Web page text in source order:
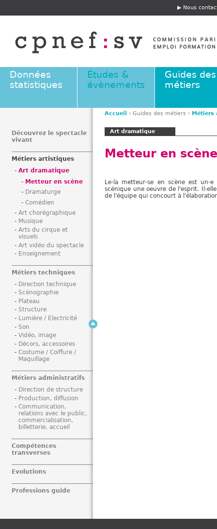
E
t
ê
e
Nous
Données
statistiques
Études &
évènements
Guides des
métiers
s
e
s
Accueil › Guides des métiers › Métiers
Art dramatique
Metteur en
Le·la metteur·se en scène est
scénique une oeuvre de l'esprit.
de l'équipe qui concourt à
Découvrez le spectacle
vivant
Métiers artistiques
Art dramatique
Metteur en scène
Dramaturge
Comédien
Art chorégraphique
Musique
Arts du cirque et
visuels
Art vidéo du spectacle
Enseignement
Métiers techniques
Direction technique
Scénographie
Plateau
Structure
Lumière / Electricité
Son
Vidéo, image
Décors, accessoires
Costume / Coiffure /
Maquillage
Métiers administratifs
Direction de structure
Production, diffusion
Communication,
relations avec le public,
commercialisation,
billetterie, accueil
Compétences
transverses
Evolutions
Professions guide